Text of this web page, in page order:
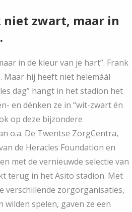
zwart, maar in
in de kleur van je hart”. Frank
Maar hij heeft niet helemáál
dag” hangt in het stadion het
en dénken ze in “wit-zwart én
op deze bijzondere
o.a. De Twentse ZorgCentra,
de Heracles Foundation en
met de vernieuwde selectie van
terug in het Asito stadion. Met
verschillende zorgorganisaties,
wilden spelen, gaven ze een